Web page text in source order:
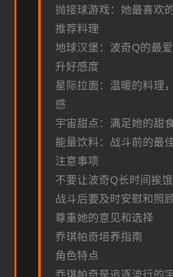
抛接球游戏：她最喜欢
推荐料理
地球汉堡：波奇Q的最
升好感度
星际拉面：温暖的料理
感
宇宙甜点：满足她的甜
能量饮料：战斗前的最
注意事项
不要让波奇Q长时间挨饿
战斗后要及时安慰和照
尊重她的意见和选择
乔琪帕奇培养指南
角色特点